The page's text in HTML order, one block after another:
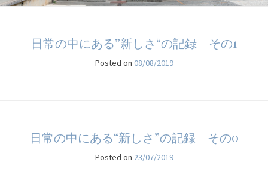
日常の中にある”新しさ“の記録 その1
Posted on 08/08/2019
日常の中にある“新しさ”の記録 その0
Posted on 23/07/2019